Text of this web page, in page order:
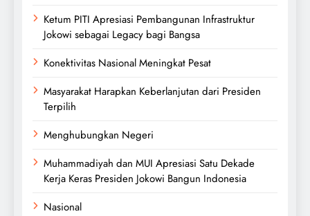
Ketum PITI Apresiasi Pembangunan Infrastruktur
Jokowi sebagai Legacy bagi Bangsa
Konektivitas Nasional Meningkat Pesat
Masyarakat Harapkan Keberlanjutan dari Presiden
Terpilih
Menghubungkan Negeri
Muhammadiyah dan MUI Apresiasi Satu Dekade
Kerja Keras Presiden Jokowi Bangun Indonesia
Nasional